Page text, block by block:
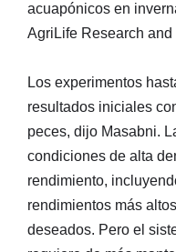
acuapónicos en
AgriLife Research
Los experimentos
resultados iniciales
peces, dijo Masabni.
condiciones de alta
rendimiento,
rendimientos más
deseados. Pero el